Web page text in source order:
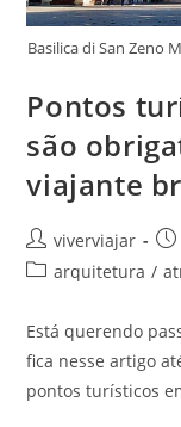
Basilica di San Zeno
Pontos
são
viajante
Autor
do
viverviajar
Categoria
post:
arquitetura /
Está querendo
fica nesse artigo
pontos turísticos